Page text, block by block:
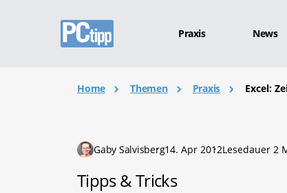
Praxis News
Home Themen Praxis Excel:
Gaby Salvisberg14. Apr 2012Lesedauer 2
Tipps & Tricks